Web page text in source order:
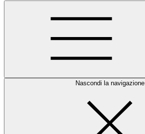
Nascondi la navigazione